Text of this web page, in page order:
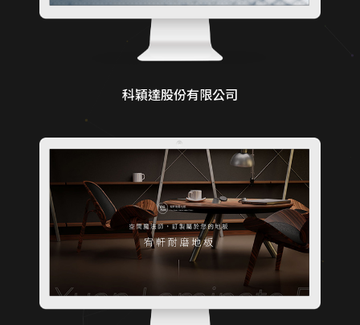
科穎達股份有限公司